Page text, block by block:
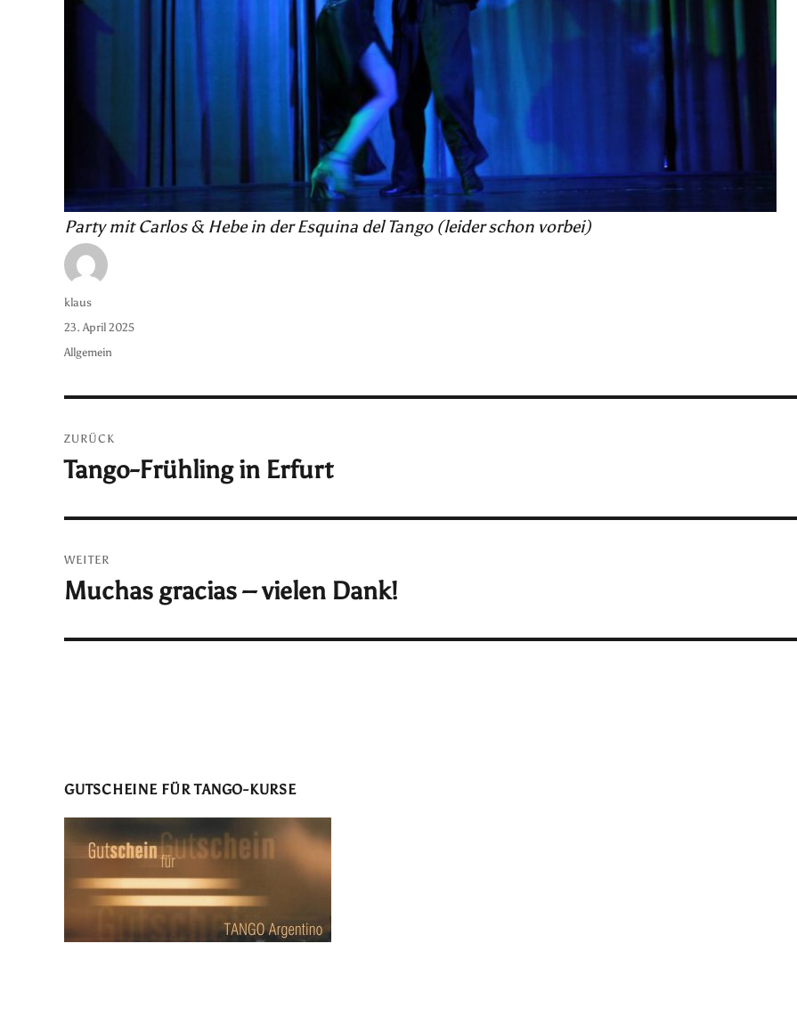
Party mit Carlos & Hebe in der Esquina del Tango (leider schon vorbei)
Autor
klaus
Veröffentlicht
am
23. April 2025
Kategorien
Allgemein
ZURÜCK
Vorheriger
Tango-Frühling in Erfurt
WEITER
Nächster
Muchas gracias – vielen Dank!
GUTSCHEINE FÜR TANGO-KURSE